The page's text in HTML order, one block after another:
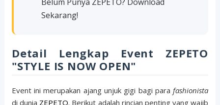
Sekarang!
Detail Lengkap Event ZEPETO
"STYLE IS NOW OPEN"
Event ini merupakan ajang unjuk gigi bagi para fashionista
di dunia ZEPETO. Berikut adalah rincian penting yang wajib